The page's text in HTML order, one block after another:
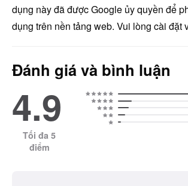
dụng này đã được Google ủy quyền để
dụng trên nền tảng web. Vui lòng cài đặt
Đánh giá và bình luận
4.9
Tối đa 5
điểm